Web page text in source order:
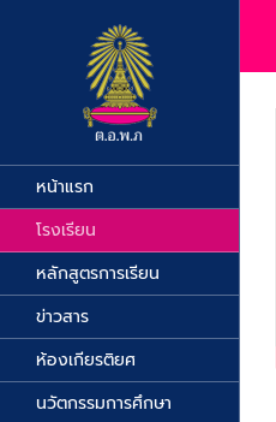
หน้าแรก
โรงเรียน
หลักสูตรการเรียน
ข่าวสาร
ห้องเกียรติยศ
นวัตกรรมการศึกษา